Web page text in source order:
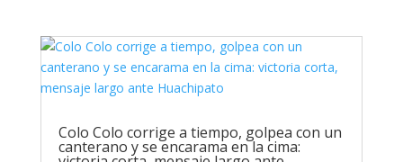
Colo Colo corrige a tiempo, golpea con un
canterano y se encarama en la cima: